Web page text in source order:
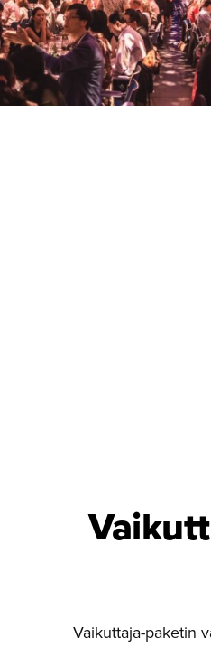
Vaikuttaja-paketin